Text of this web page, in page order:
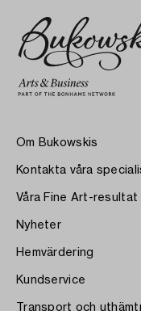
Om Bukowskis
Kontakta våra
Våra Fine Art-resultat
Nyheter
Hemvärdering
Kundservice
Transport och